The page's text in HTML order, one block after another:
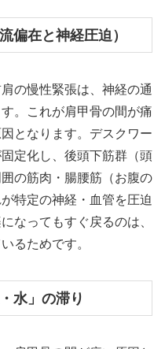
偏在と神経圧迫）
の慢性緊張は、神経の通
。これが肩甲骨の間が痛
となります。デスクワー
定化し、後頭下筋群（頭
の筋肉・腸腰筋（お腹の
特定の神経・血管を圧迫
なってもすぐ戻るのは、
るためです。
水」の滞り